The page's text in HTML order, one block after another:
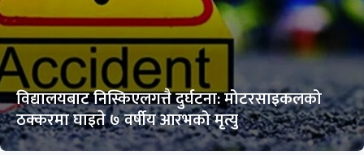
विद्यालयबाट निस्किएलगत्तै दुर्घटना: मोटरसाइकलको
ठक्करमा घाइते ७ वर्षीय आरभको मृत्यु